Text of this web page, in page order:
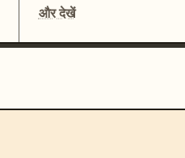
और देखें